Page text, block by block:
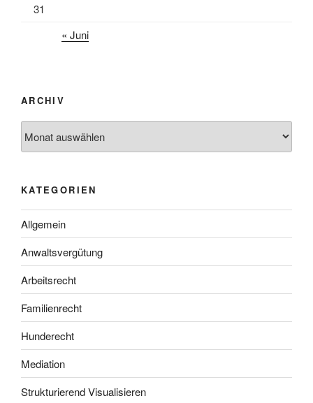
31
« Juni
ARCHIV
KATEGORIEN
Allgemein
Anwaltsvergütung
Arbeitsrecht
Familienrecht
Hunderecht
Mediation
Strukturierend Visualisieren